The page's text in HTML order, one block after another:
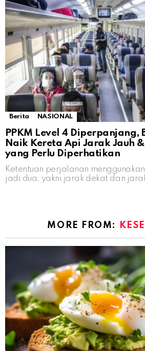
Berita NASIONAL
PPKM Level 4 Diperpanjang,
Naik Kereta Api Jarak Jauh
yang Perlu Diperhatikan
Ketentuan perjalanan
jadi dua, yakni jarak dekat dan
MORE FROM: